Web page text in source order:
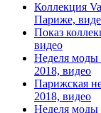
Коллекция
Париже,
Показ
видео
Неделя моды
2018, видео
Парижская
2018, видео
Неделя моды